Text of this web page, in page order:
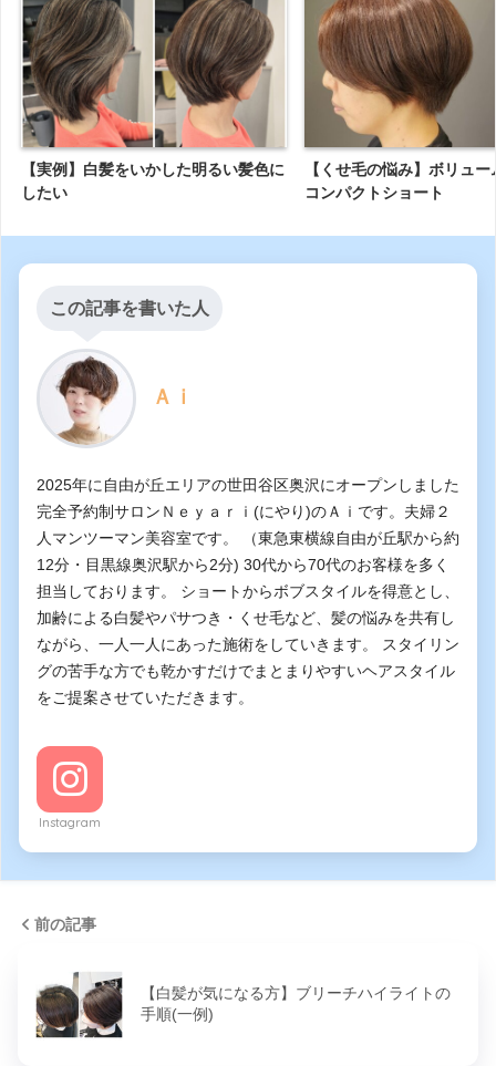
【実例】白髪をいかした明るい髪色に
したい
【くせ毛の悩み】ボリュ
コンパクトショート
この記事を書いた人
Ａｉ
2025年に自由が丘エリアの世田谷区奥沢にオープンしました
完全予約制サロンＮｅｙａｒｉ(にやり)のＡｉです。夫婦２
人マンツーマン美容室です。 （東急東横線自由が丘駅から約
12分・目黒線奥沢駅から2分) 30代から70代のお客様を多く
担当しております。 ショートからボブスタイルを得意とし、
加齢による白髪やパサつき・くせ毛など、髪の悩みを共有し
ながら、一人一人にあった施術をしていきます。 スタイリン
グの苦手な方でも乾かすだけでまとまりやすいヘアスタイル
をご提案させていただきます。
Instagram
前の記事
【白髪が気になる方】ブリーチハイライトの
手順(一例)